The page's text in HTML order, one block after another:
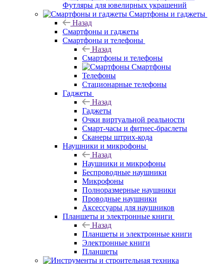
Футляры для ювелирных украшений
Смартфоны и гаджеты
Назад
Смартфоны и гаджеты
Смартфоны и телефоны
Назад
Смартфоны и телефоны
Смартфоны
Телефоны
Стационарные телефоны
Гаджеты
Назад
Гаджеты
Очки виртуальной реальности
Смарт-часы и фитнес-браслеты
Сканеры штрих-кода
Наушники и микрофоны
Назад
Наушники и микрофоны
Беспроводные наушники
Микрофоны
Полноразмерные наушники
Проводные наушники
Аксессуары для наушников
Планшеты и электронные книги
Назад
Планшеты и электронные книги
Электронные книги
Планшеты